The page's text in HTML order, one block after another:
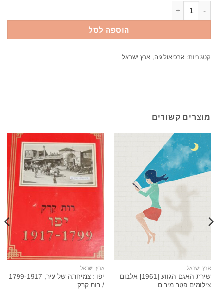
הוספה לסל
קטגוריות: ארכיאולוגיה , ארץ ישראל
מוצרים קשורים
ארץ ישראל
שירת האגם הגווע [1961] אלבום
צילומים פטר מירום
ארץ ישראל
יפו : צמיחתה של עיר, 1799-1917
/ רות קרק